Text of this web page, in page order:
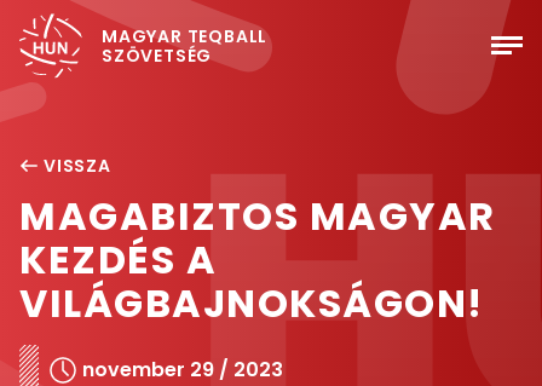
MAGYAR TEQBALL
SZÖVETSÉG
VISSZA
MAGABIZTOS MAGYAR
KEZDÉS A
VILÁGBAJNOKSÁGON!
november 29 / 2023